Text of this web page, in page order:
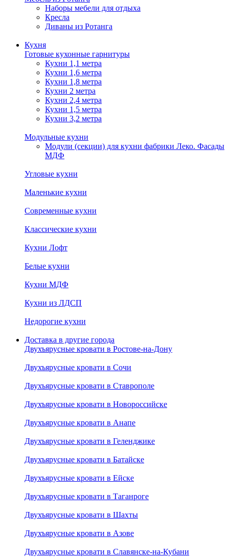
Наборы мебели для отдыха
Кресла
Диваны из Ротанга
Кухня
Готовые кухонные гарнитуры
Кухни 1,1 метра
Кухни 1,6 метра
Кухни 1,8 метра
Кухни 2 метра
Кухни 2,4 метра
Кухни 1,5 метра
Кухни 3,2 метра
Модульные кухни
Модули (секции) для кухни фабрики Леко. Фасады
МДФ
Угловые кухни
Маленькие кухни
Современные кухни
Классические кухни
Кухни Лофт
Белые кухни
Кухни МДФ
Кухни из ЛДСП
Недорогие кухни
Доставка в другие города
Двухъярусные кровати в Ростове-на-Дону
Двухъярусные кровати в Сочи
Двухъярусные кровати в Ставрополе
Двухъярусные кровати в Новороссийске
Двухъярусные кровати в Анапе
Двухъярусные кровати в Геленджике
Двухъярусные кровати в Батайске
Двухъярусные кровати в Ейске
Двухъярусные кровати в Таганроге
Двухъярусные кровати в Шахты
Двухъярусные кровати в Азове
Двухъярусные кровати в Славянске-на-Кубани